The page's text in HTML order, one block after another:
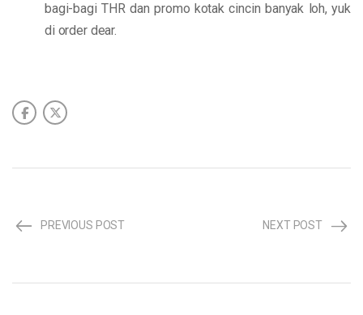
bagi-bagi THR dan promo kotak cincin banyak loh, yuk
di order dear.
PREVIOUS POST NEXT POST